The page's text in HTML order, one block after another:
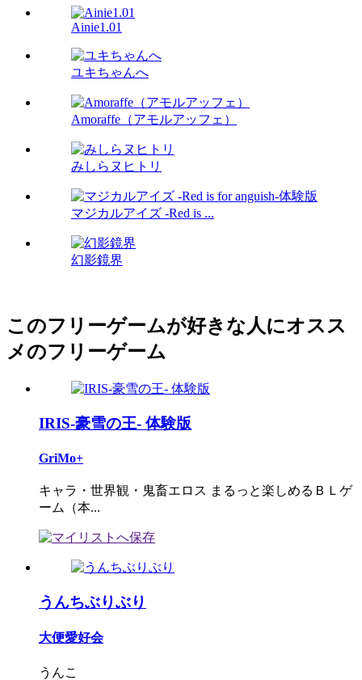
Ainie1.01
ユキちゃんへ
Amoraffe（アモルアッフェ）
みしらヌヒトリ
マジカルアイズ -Red is ...
幻影鏡界
このフリーゲームが好きな人にオスス
メのフリーゲーム
IRIS-豪雪の王- 体験版
GriMo+
キャラ・世界観・鬼畜エロス まるっと楽しめるＢＬゲ
ーム（本...
うんちぶりぶり
大便愛好会
うんこ